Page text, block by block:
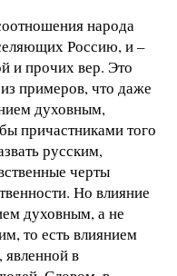
народа
Россию, и –
и прочих вер. Это
примеров, что даже
духовным,
причастниками того
русским,
черты
Но влияние
духовным, а не
то есть влиянием
в